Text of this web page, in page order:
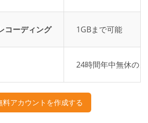
コーディング 1GBまで可能
24時間年中無休の
料アカウントを作成する